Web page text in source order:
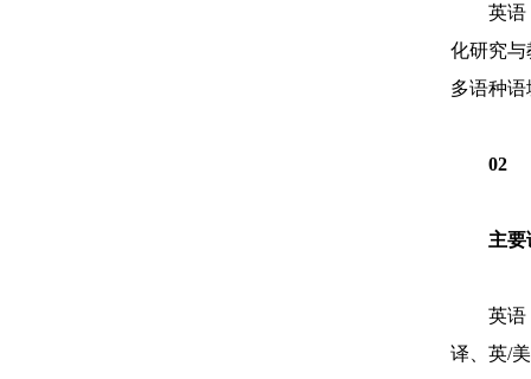
英语
化研究与
多语种
02
主要
英语
译、英/